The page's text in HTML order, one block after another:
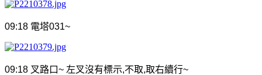
09:18 電塔031~
09:18 叉路口~ 左叉沒有標示,不取,取右續行~